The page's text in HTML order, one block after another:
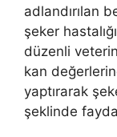
adlandırılan
şeker
düzenli
kan
yaptırarak
şeklinde